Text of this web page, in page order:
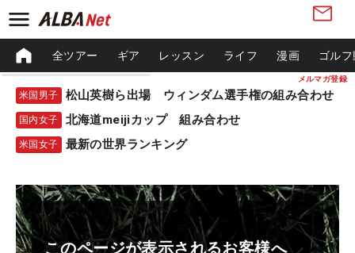
メルマガ登録
全ツアー ギア レッスン ライフ 漫画 ゴル
米国男子 松山英樹ら出場 ウィンダム選手権の組み合わせ
国内女子 北海道meijiカップ 組み合わせ
米国女子 最新の世界ランキング
このページが表示されるお客様へ